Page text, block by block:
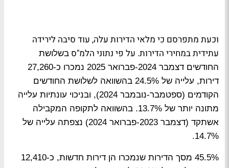
וכעת מתפרסם כי מלאי הדירות עלה, עוד סיבה לירידה
עתידית במחירי הדירות. על פי נתוני הלמ"ס בשלושת
החודשים דצמבר 2024-פברואר 2025 נמכרו כ-27,260
דירות, עלייה של 24.5% בהשוואה לשלושת החודשים
הקודמים (ספטמבר-נובמבר 2024), ובניכוי עונתיות עלייה
מתונה יותר של 13.7%. בהשוואה לתקופה המקבילה
אשתקד (דצמבר 2023-פברואר 2024) נצפתה עלייה של
14.7%
.
45.5% מסך הדירות שנמכרו הן דירות חדשות, כ-12,410